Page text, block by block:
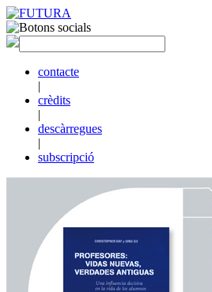
contacte
|
crèdits
|
descàrregues
|
subscripció